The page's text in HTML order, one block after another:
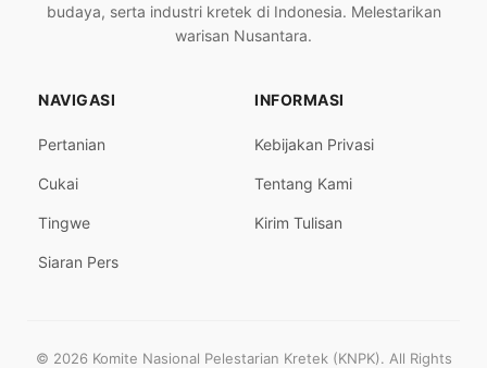
budaya, serta industri kretek di Indonesia. Melestarikan
warisan Nusantara.
NAVIGASI
Pertanian
Cukai
Tingwe
Siaran Pers
INFORMASI
Kebijakan Privasi
Tentang Kami
Kirim Tulisan
© 2026 Komite Nasional Pelestarian Kretek (KNPK). All Rights